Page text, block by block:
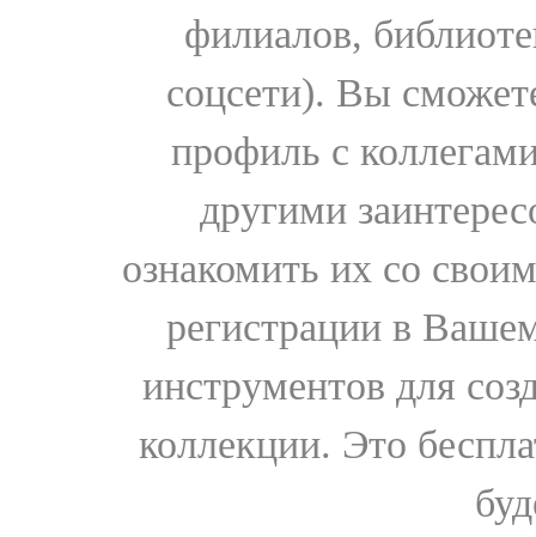
филиалов,
соцсети). Вы
профиль с
другими
ознакомить их со
регистрации в
инструментов для
коллекции. Это